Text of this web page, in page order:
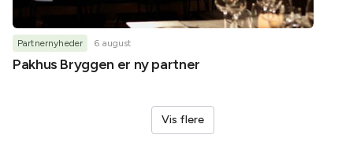
Partnernyheder 6 august
Pakhus Bryggen er ny partner
Vis flere